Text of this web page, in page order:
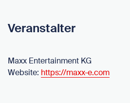
Veranstalter
Maxx Entertainment KG
Website: https://maxx-e.com